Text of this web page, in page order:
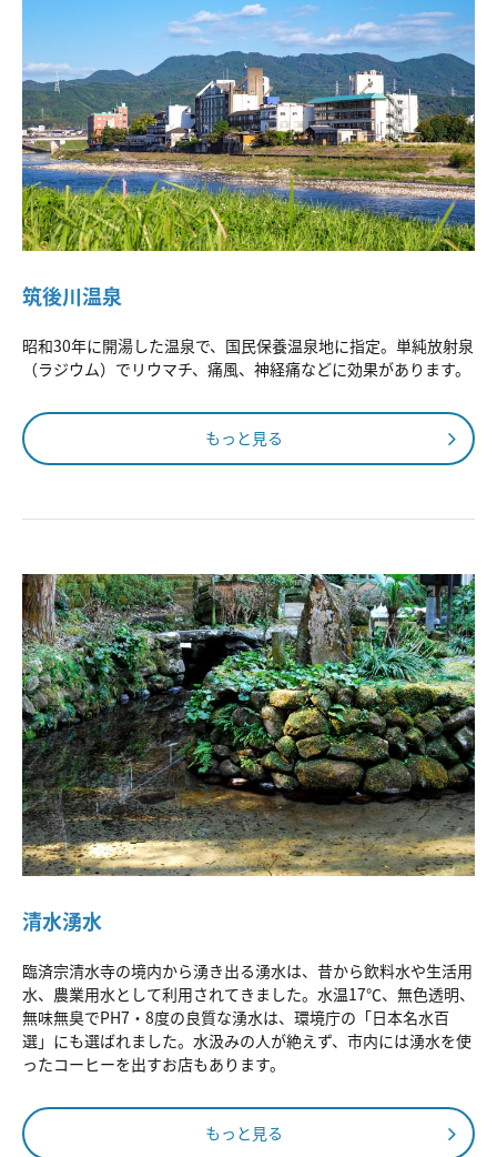
筑後川温泉
昭和30年に開湯した温泉で、国民保養温泉地に指定。単純放射泉
（ラジウム）でリウマチ、痛風、神経痛などに効果があります。
もっと見る
清水湧水
臨済宗清水寺の境内から湧き出る湧水は、昔から飲料水や生活用
水、農業用水として利用されてきました。水温17℃、無色透明、
無味無臭でPH7・8度の良質な湧水は、環境庁の「日本名水百
選」にも選ばれました。水汲みの人が絶えず、市内には湧水を使
ったコーヒーを出すお店もあります。
もっと見る